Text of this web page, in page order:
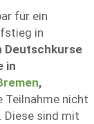
für ein
in
Deutschkurse
in
,
Teilnahme nicht
Diese sind mit